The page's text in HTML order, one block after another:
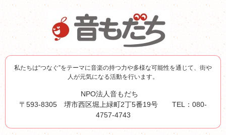
私たちは“つなぐ”をテーマに音楽の持つ力や多様な可能性を通じて、街や
人が元気になる活動を行います。
NPO法人音もだち
〒593-8305 堺市西区堀上緑町2丁5番19号 TEL：080-
4757-4743